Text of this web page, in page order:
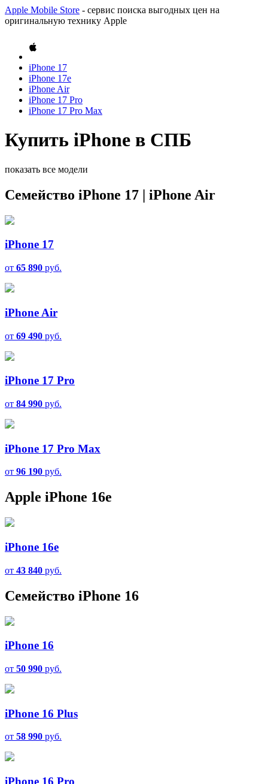
Apple Mobile Store - сервис поиска выгодных цен на
оригинальную технику Apple
iPhone 17
iPhone 17e
iPhone Air
iPhone 17 Pro
iPhone 17 Pro Max
Купить iPhone в СПБ
показать все модели
Семейство iPhone 17 | iPhone Air
iPhone 17
от 65 890 руб.
iPhone Air
от 69 490 руб.
iPhone 17 Pro
от 84 990 руб.
iPhone 17 Pro Max
от 96 190 руб.
Apple iPhone 16e
iPhone 16e
от 43 840 руб.
Семейство iPhone 16
iPhone 16
от 50 990 руб.
iPhone 16 Plus
от 58 990 руб.
iPhone 16 Pro